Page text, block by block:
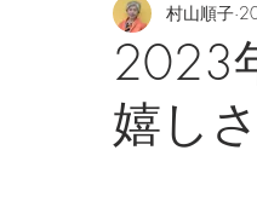
2023
嬉し
村山順子